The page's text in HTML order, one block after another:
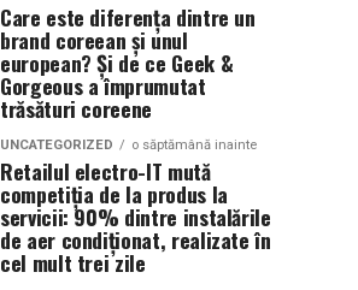
Care este diferența dintre un
brand coreean și unul
european? Și de ce Geek &
Gorgeous a împrumutat
trăsături coreene
UNCATEGORIZED o săptămână inainte
Retailul electro-IT mută
competiția de la produs la
servicii: 90% dintre instalările
de aer condiționat, realizate în
cel mult trei zile